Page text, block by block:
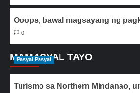
Ooops, bawal magsayang ng
0
MAMASYAL TAYO
Pasyal Pasyal
Turismo sa Northern Mindanao,